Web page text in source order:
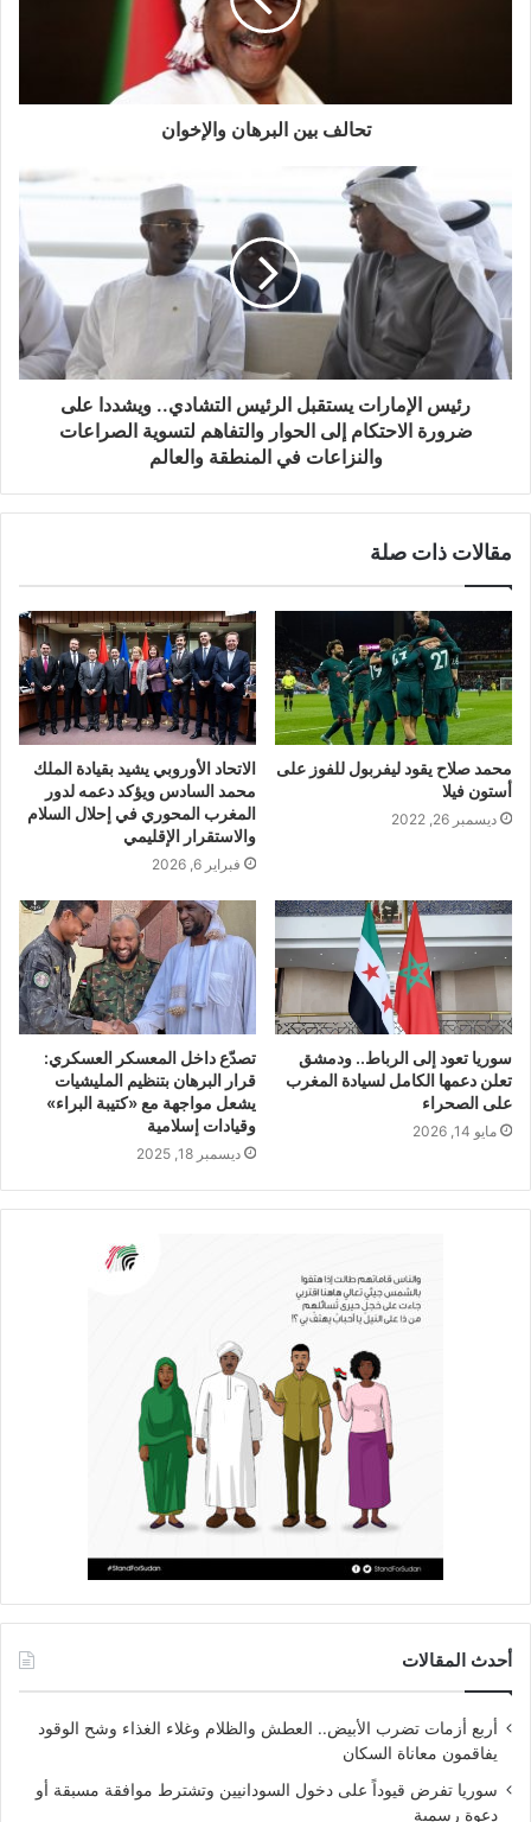
تحالف بين البرهان والإخوان
رئيس الإمارات يستقبل الرئيس التشادي.. ويشددا على
ضرورة الاحتكام إلى الحوار والتفاهم لتسوية الصراعات
والنزاعات في المنطقة والعالم
مقالات ذات صلة
محمد صلاح يقود ليفربول للفوز على
أستون فيلا
ديسمبر 26, 2022
الاتحاد الأوروبي يشيد بقيادة الملك
محمد السادس ويؤكد دعمه لدور
المغرب المحوري في إحلال السلام
والاستقرار الإقليمي
فبراير 6, 2026
سوريا تعود إلى الرباط.. ودمشق
تعلن دعمها الكامل لسيادة المغرب
على الصحراء
مايو 14, 2026
تصدّع داخل المعسكر العسكري:
قرار البرهان بتنظيم المليشيات
يشعل مواجهة مع «كتيبة البراء»
وقيادات إسلامية
ديسمبر 18, 2025
أحدث المقالات
أربع أزمات تضرب الأبيض.. العطش والظلام وغلاء الغذاء وشح الوقود
يفاقمون معاناة السكان
سوريا تفرض قيوداً على دخول السودانيين وتشترط موافقة مسبقة أو
دعوة رسمية